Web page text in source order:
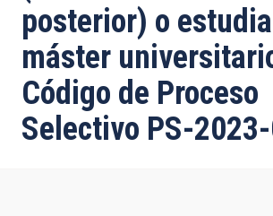
posterior) o
máster
Código de Proceso
Selectivo PS-